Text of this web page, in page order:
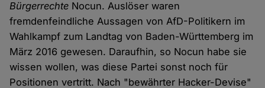
Bürgerrechte Nocun. Auslöser waren
fremdenfeindliche Aussagen von AfD-Politikern im
Wahlkampf zum Landtag von Baden-Württemberg im
März 2016 gewesen. Daraufhin, so Nocun habe sie
wissen wollen, was diese Partei sonst noch für
Positionen vertritt. Nach "bewährter Hacker-Devise"